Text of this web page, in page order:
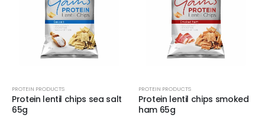
PROTEIN PRODUCTS
Protein lentil chips sea salt
65g
PROTEIN PRODUCTS
Protein lentil chips smoked
ham 65g